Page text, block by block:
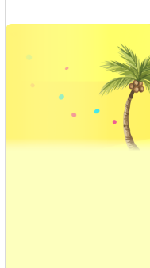
超ゴイゴイヤスー夏祭